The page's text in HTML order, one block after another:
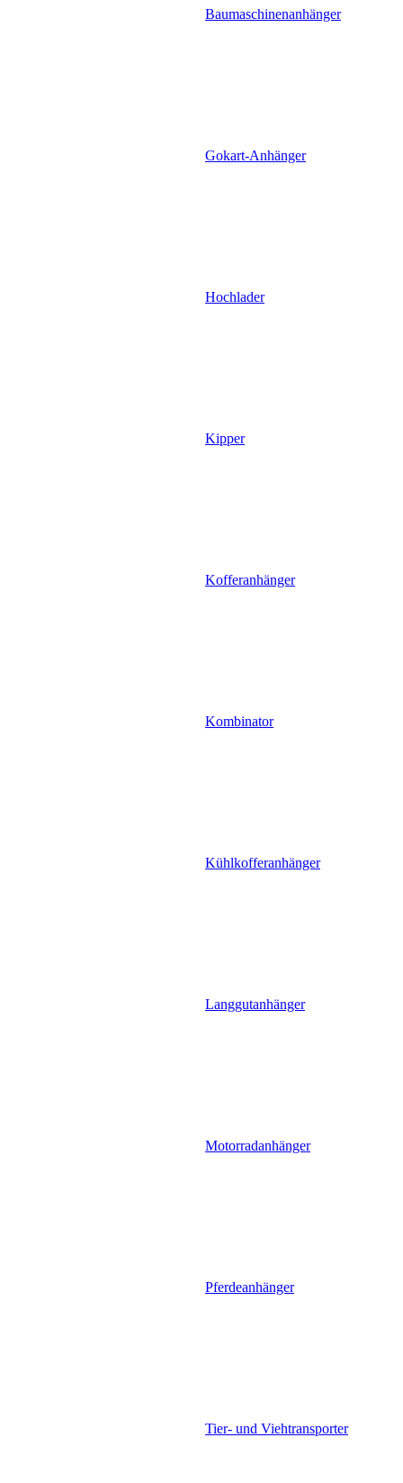
Baumaschinenanhänger
Gokart-Anhänger
Hochlader
Kipper
Kofferanhänger
Kombinator
Kühlkofferanhänger
Langgutanhänger
Motorradanhänger
Pferdeanhänger
Tier- und Viehtransporter